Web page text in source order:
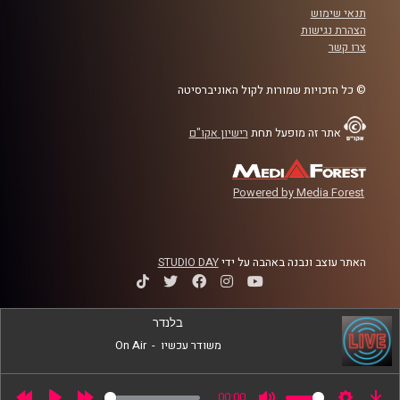
לשנה הקרובה
קרדיט תמונות:
תנאי שימוש
הצהרת נגישות
צרו קשר
© כל הזכויות שמורות לקול האוניברסיטה
אתר זה מופעל תחת רישיון אקו"ם
Powered by Media Forest
האתר עוצב ונבנה באהבה על ידיSTUDIO DAY
בלנדר
משודר עכשיו -
On Air